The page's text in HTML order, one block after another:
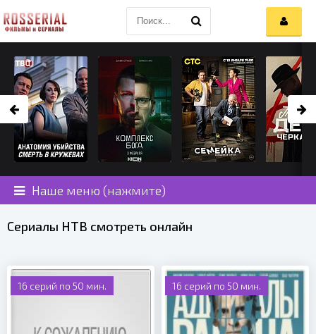
Наше меню (нажмите)
Сериалы НТВ смотреть онлайн
16 серий по 50 мин. 16 серий по 50 мин.